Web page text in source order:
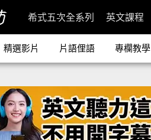
希式五次全系列 英文課程
精選影片 片語俚語 專欄教學